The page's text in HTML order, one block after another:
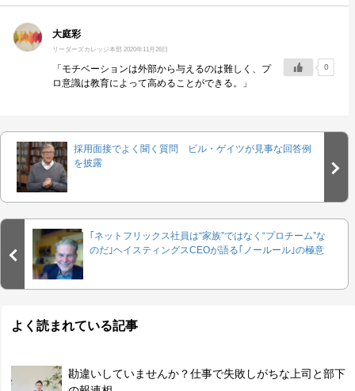
大庭彩
リーダーズカレッジ本部 2020年11月26日
「モチベーションは外部から与えるのは難しく、プ
ロ意識は教育によって高めることができる。」
0
採用面接でよく聞く質問 ビル・ゲイツが見事な回答例
を披露
｢ネットフリックス社員は“家族”ではなく“プロチーム”な
のだ｣ヘイスティングスCEOが語る｢ノールール｣の極意
よく読まれている記事
勘違いしていませんか？仕事で失敗しがちな上司と部下